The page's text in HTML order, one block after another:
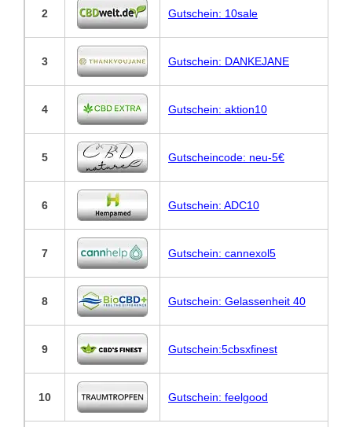
2 Gutschein: 10sale
3 Gutschein: DANKEJANE
4 Gutschein: aktion10
5 Gutscheincode: neu-5€
6 Gutschein: ADC10
7 Gutschein: cannexol5
8 Gutschein: Gelassenheit 40
9 Gutschein:5cbsxfinest
10 Gutschein: feelgood